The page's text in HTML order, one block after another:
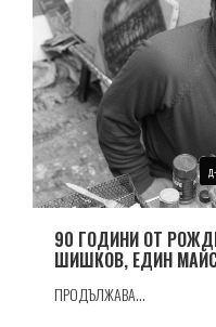
90 ГОДИНИ ОТ
ШИШКОВ, ЕДИН
ПРОДЪЛЖАВА...